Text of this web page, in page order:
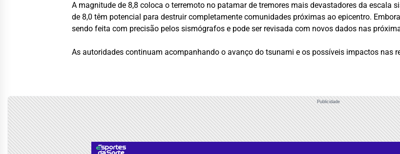
A magnitude de 8,8 coloca o terremoto no patamar de tremores mais devastadores da
de 8,0 têm potencial para destruir completamente comunidades próximas ao epicentro.
sendo feita com precisão pelos sismógrafos e pode ser revisada com novos dados nas
As autoridades continuam acompanhando o avanço do tsunami e os possíveis impactos nas
Publicidade